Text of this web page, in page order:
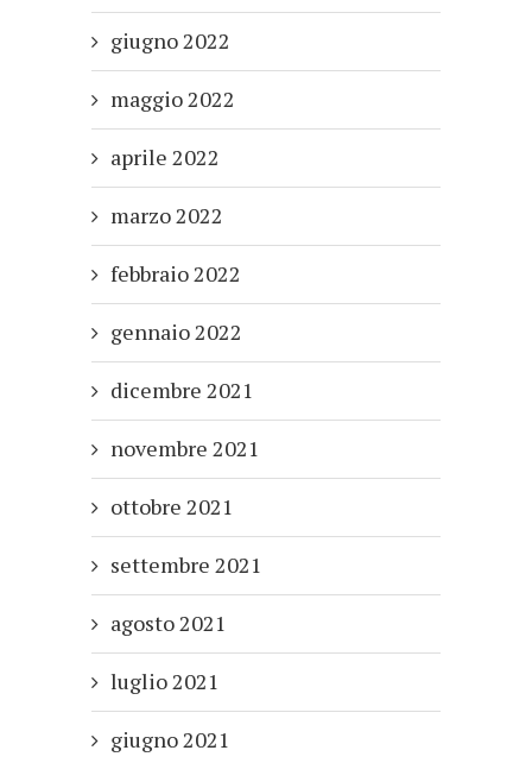
giugno 2022
maggio 2022
aprile 2022
marzo 2022
febbraio 2022
gennaio 2022
dicembre 2021
novembre 2021
ottobre 2021
settembre 2021
agosto 2021
luglio 2021
giugno 2021